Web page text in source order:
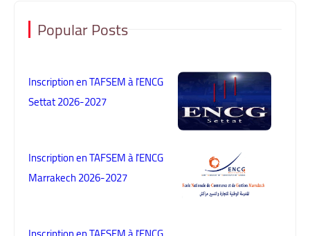
Popular Posts
Inscription en TAFSEM à l'ENCG
Settat 2026-2027
Inscription en TAFSEM à l'ENCG
Marrakech 2026-2027